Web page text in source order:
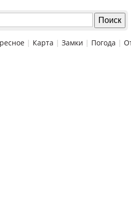
| Карта | Замки | Погода |